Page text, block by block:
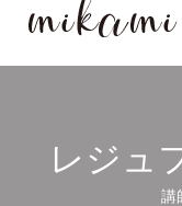
レジュ
講